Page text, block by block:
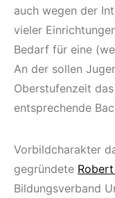
auch wegen der
vieler
Bedarf für eine
An der sollen
Oberstufenzeit
entsprechende
Vorbildcharakter
gegründete
Bildungsverband